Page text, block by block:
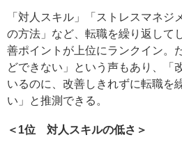
「対人スキル」「ストレスマネジ
の方法」など、転職を繰り返して
善ポイントが上位にランクイン。
どできない」という声もあり、「
いるのに、改善しきれずに転職を
い」と推測できる。
＜1位 対人スキルの低さ＞